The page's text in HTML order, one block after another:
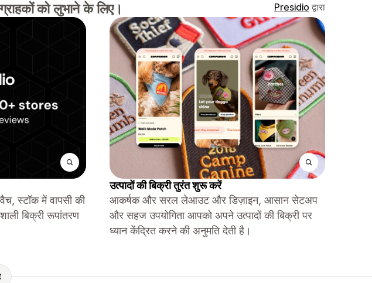
को लुभाने के लिए। Presidio द्वारा
स्टॉक में वापसी की
बिक्री रूपांतरण
उत्पादों की बिक्री तुरंत शुरू करें
आकर्षक और सरल लेआउट और डिज़ाइन, आसान सेटअप
और सहज उपयोगिता आपको अपने उत्पादों की बिक्री पर
ध्यान केंद्रित करने की अनुमति देती है।